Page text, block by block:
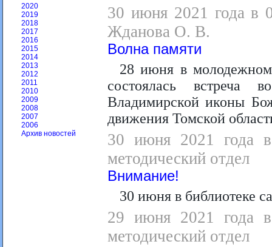
2020
2019
2018
2017
2016
2015
2014
2013
2012
2011
2010
2009
2008
2007
2006
Архив новостей
30 июня 2021 года в
Жданова О. В.
Волна памяти
28 июня в молодежном
состоялась встреча
Владимирской иконы
движения Томской
30 июня 2021 года в
методический отдел
Внимание!
30 июня в библиотеке
29 июня 2021 года в
методический отдел